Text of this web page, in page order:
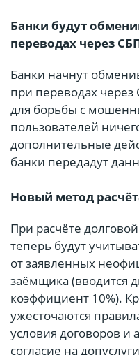
Банки будут
переводах через
Банки начнут
при переводах
для борьбы с
пользователей
дополнительные
банки передадут
Новый метод
При расчёте
теперь будут
от заявленных
заёмщика (вводится
коэффициент 10%).
ужесточаются
условия договоров и
согласие на